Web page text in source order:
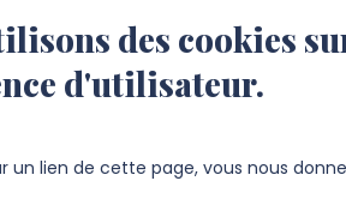
(IAE)
71 44
des cookies
d'utilisateur.
un lien de cette page, vous nous